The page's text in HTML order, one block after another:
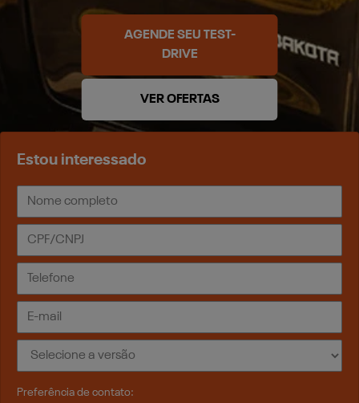
Estou interessado
Preferência de contato:
AGENDE SEU TEST-
DRIVE
VER OFERTAS